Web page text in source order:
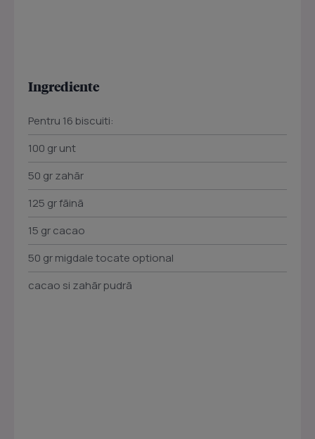
Ingrediente
Pentru 16 biscuiti:
100 gr unt
50 gr zahãr
125 gr fãinã
15 gr cacao
50 gr migdale tocate optional
cacao si zahãr pudrã